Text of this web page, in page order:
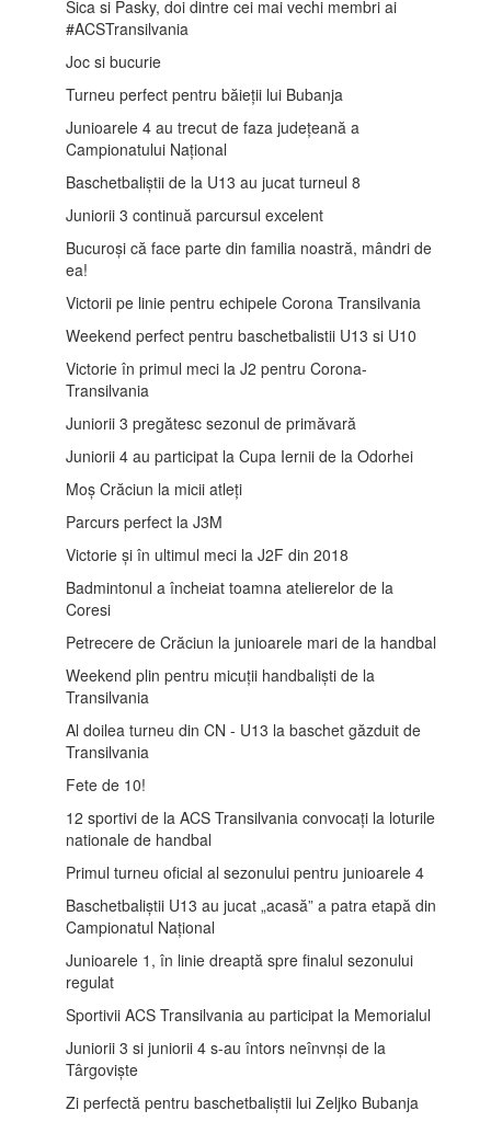
Sica si Pasky, doi dintre cei mai vechi membri ai
#ACSTransilvania
Joc si bucurie
Turneu perfect pentru băieții lui Bubanja
Junioarele 4 au trecut de faza județeană a
Campionatului Național
Baschetbaliștii de la U13 au jucat turneul 8
Juniorii 3 continuă parcursul excelent
Bucuroși că face parte din familia noastră, mândri de
ea!
Victorii pe linie pentru echipele Corona Transilvania
Weekend perfect pentru baschetbalistii U13 si U10
Victorie în primul meci la J2 pentru Corona-
Transilvania
Juniorii 3 pregătesc sezonul de primăvară
Juniorii 4 au participat la Cupa Iernii de la Odorhei
Moș Crăciun la micii atleți
Parcurs perfect la J3M
Victorie și în ultimul meci la J2F din 2018
Badmintonul a încheiat toamna atelierelor de la
Coresi
Petrecere de Crăciun la junioarele mari de la handbal
Weekend plin pentru micuții handbaliști de la
Transilvania
Al doilea turneu din CN - U13 la baschet găzduit de
Transilvania
Fete de 10!
12 sportivi de la ACS Transilvania convocați la loturile
nationale de handbal
Primul turneu oficial al sezonului pentru junioarele 4
Baschetbaliștii U13 au jucat „acasă” a patra etapă din
Campionatul Național
Junioarele 1, în linie dreaptă spre finalul sezonului
regulat
Sportivii ACS Transilvania au participat la Memorialul
Juniorii 3 si juniorii 4 s-au întors neînvnși de la
Târgoviște
Zi perfectă pentru baschetbaliștii lui Zeljko Bubanja